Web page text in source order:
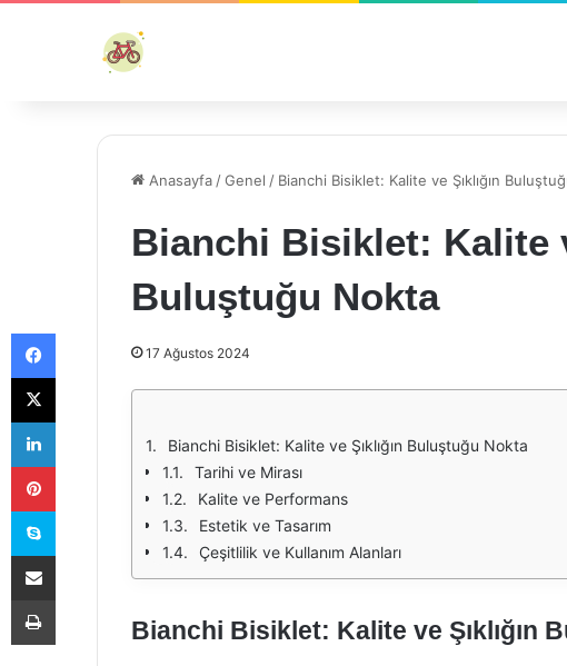
Anasayfa /Genel / Bianchi Bisiklet: Kalite ve Şıklığın
Bianchi Bisiklet: Kalite
Buluştuğu Nokta
17 Ağustos 2024
Bianchi Bisiklet: Kalite ve Şıklığın Buluştuğu Nokta
Tarihi ve Mirası
Kalite ve Performans
Estetik ve Tasarım
Çeşitlilik ve Kullanım Alanları
Bianchi Bisiklet: Kalite ve Şıklığın
Facebook
X
LinkedIn
Pinterest
Skype
E-Posta ile paylaş